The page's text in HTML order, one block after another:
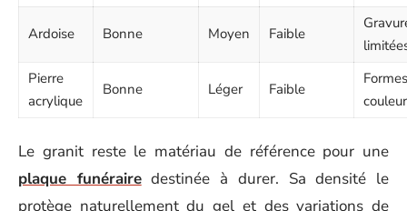
Ardoise Bonne Moyen Faible
Pierre
acrylique
Bonne Léger Faible
Le granit reste le matériau de référence pour une
plaque funérairedestinée à durer. Sa densité le
protège naturellement du gel et des variations de